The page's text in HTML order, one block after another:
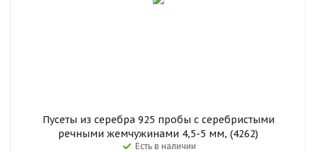
Пусеты из серебра 925 пробы с серебристыми
речными жемчужинами 4,5-5 мм, (4262)
Есть в наличии